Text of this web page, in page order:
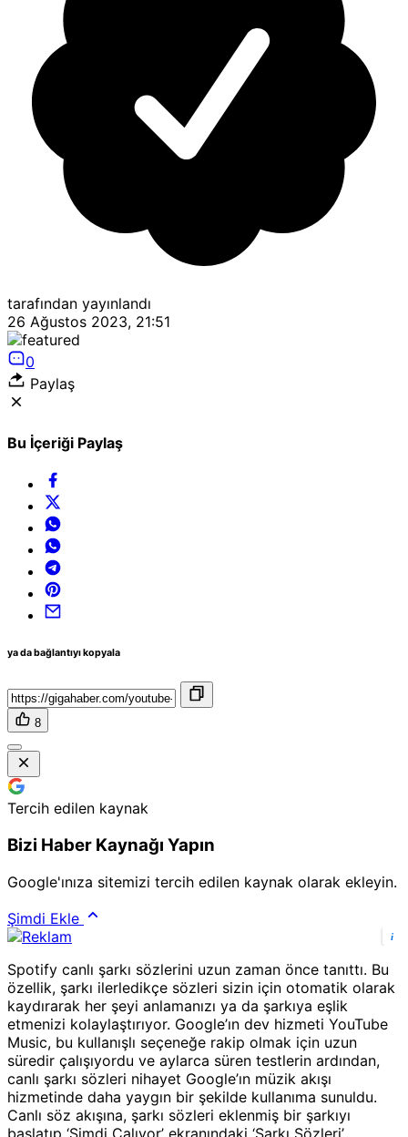
tarafından yayınlandı
26 Ağustos 2023, 21:51
0
Paylaş
Bu İçeriği Paylaş
ya da bağlantıyı kopyala
8
Tercih edilen kaynak
Bizi Haber Kaynağı Yapın
Google'ınıza sitemizi tercih edilen kaynak olarak ekleyin.
Şimdi Ekle
i
Spotify canlı şarkı sözlerini uzun zaman önce tanıttı. Bu
özellik, şarkı ilerledikçe sözleri sizin için otomatik olarak
kaydırarak her şeyi anlamanızı ya da şarkıya eşlik
etmenizi kolaylaştırıyor. Google’ın dev hizmeti YouTube
Music, bu kullanışlı seçeneğe rakip olmak için uzun
süredir çalışıyordu ve aylarca süren testlerin ardından,
canlı şarkı sözleri nihayet Google’ın müzik akışı
hizmetinde daha yaygın bir şekilde kullanıma sunuldu.
Canlı söz akışına, şarkı sözleri eklenmiş bir şarkıyı
başlatıp ‘Şimdi Çalıyor’ ekranındaki ‘Şarkı Sözleri’